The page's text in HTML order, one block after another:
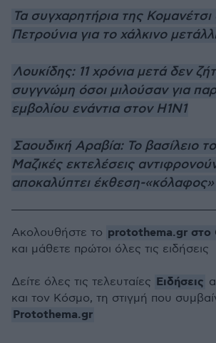
Τα συγχαρητήρια της Κομανέτσι
Πετρούνια για το χάλκινο
Λουκίδης: 11 χρόνια μετά δεν
συγγνώμη όσοι μιλούσαν για
εμβολίου ενάντια στον Η1Ν1
Σαουδική Αραβία: Το βασίλειο
Μαζικές εκτελέσεις
αποκαλύπτει έκθεση-«κόλαφος»
Ακολουθήστε το protothema.gr στο
και μάθετε πρώτοι όλες τις ειδήσεις
Δείτε όλες τις τελευταίες Ειδήσεις
και τον Κόσμο, τη στιγμή που
Protothema.gr